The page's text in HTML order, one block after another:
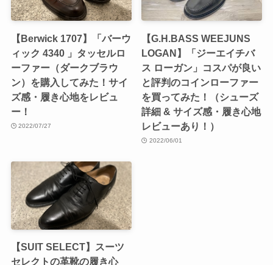
【Berwick 1707】「バーウ
ィック 4340 」タッセルロ
ーファー（ダークブラウ
ン）を購入してみた！サイ
ズ感・履き心地をレビュ
ー！
2022/07/27
【G.H.BASS WEEJUNS
LOGAN】「ジーエイチバ
ス ローガン」コスパが良い
と評判のコインローファー
を買ってみた！（シューズ
詳細 & サイズ感・履き心地
レビューあり！）
2022/06/01
【SUIT SELECT】スーツ
セレクトの革靴の履き心